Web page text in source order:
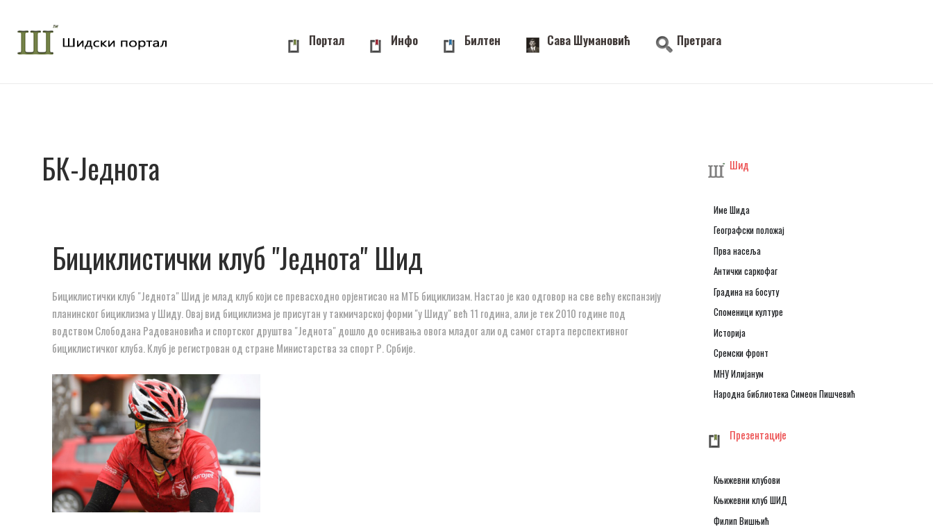
Портал Инфо Билтен Сава Шумановић Претрага
БК-Једнота
Бициклистички клуб "Једнота" Шид
Бициклистички клуб "Једнота" Шид је млад клуб који се превасходно орјентисао на МТБ бициклизам. Настао је као одговор на све већу експанзију
планинског бициклизма у Шиду. Овај вид бициклизма је присутан у такмичарској форми "у Шиду" већ 11 година, али је тек 2010 године под
водством Слободана Радовановића и спортског друштва "Једнота" дошло до оснивања овога младог али од самог старта перспективног
бициклистичког клуба. Клуб је регистрован од стране Министарства за спорт Р. Србије.
Шид
Име Шида
Географски положај
Прва насеља
Антички саркофаг
Градина на босуту
Споменици културе
Историја
Сремски фронт
МНУ Илијанум
Народна библиотека Симеон Пишчевић
Презентације
Књижевни клубови
Књижевни клуб ШИД
Филип Вишњић